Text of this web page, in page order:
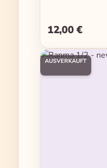
Regulärer Preis:
12,00 €
AUSVERKAUFT